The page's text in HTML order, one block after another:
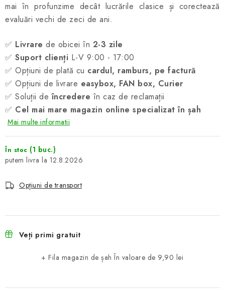
mai în profunzime decât lucrările clasice și corectează
evaluări vechi de zeci de ani.
✅ Livrare de obicei în 2-3 zile
✅ Suport clienți L-V 9:00 - 17:00
✅ Opțiuni de plată cu cardul, ramburs, pe factură
✅ Opțiuni de livrare easybox, FAN box, Curier
✅ Soluții deîncredere în caz de reclamații
✅ Cel mai mare magazin online specializat în șah
Mai multe informatii
În stoc (1 buc.)
12.8.2026
Opțiuni de transport
Veți primi gratuit
+ Fila magazin de șahÎn valoare de 9,90 lei